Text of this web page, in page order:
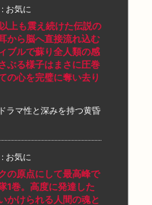
: お気に
上も震え続けた伝説の
から脳へ直接流れ込む
ブルで蘇り全人類の感
ぶる様子はまさに圧巻
の心を完璧に奪い去り
ラマ性と深みを持つ黄昏
: お気に
の原点にして最高峰で
1巻。高度に発達した
かけられる人間の魂と